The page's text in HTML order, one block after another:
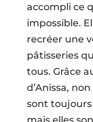
accompli ce
impossible.
recréer une
pâtisseries
tous. Grâce
d’Anissa,
sont toujours
mais elles